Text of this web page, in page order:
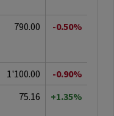
790.00 -0.50%
1'100.00
-0.90%
75.16 +1.35%